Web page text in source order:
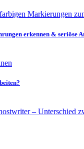
erkennen & seriöse